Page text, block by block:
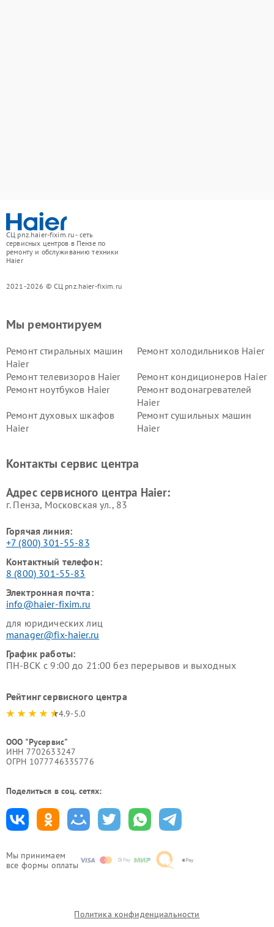
СЦ pnz.haier-fixim.ru - сеть
сервисных центров в Пензе по
ремонту и обслуживанию техники
Haier
2021-2026 © СЦ pnz.haier-fixim.ru
Мы принимаем
все формы оплаты
Мы ремонтируем
Ремонт стиральных машин
Haier
Ремонт холодильников Haier
Ремонт телевизоров Haier
Ремонт кондиционеров Haier
Ремонт ноутбуков Haier
Ремонт водонагревателей
Haier
Ремонт духовых шкафов
Haier
Ремонт сушильных машин
Haier
Ремонт роботов-пылесосов
Ремонт посудомоечных
Контакты сервис центра
Адрес сервисного центра Haier:
г. Пенза, Московская ул., 83
Горячая линия:
+7 (800) 301-55-83
Контактный телефон:
8 (800) 301-55-83
Электронная почта:
info@haier-fixim.ru
для юридических лиц
manager@fix-haier.ru
График работы:
ПН-ВСК с 9:00 до 21:00 без перерывов и выходных
Рейтинг сервисного центра
4.9-5.0
ООО "Русервис"
ИНН 7702633247
ОГРН 1077746335776
Поделиться в соц. сетях:
Политика конфиденциальности